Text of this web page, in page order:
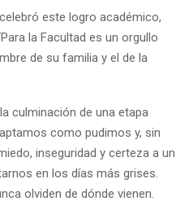
este logro académico,
la Facultad es un orgullo
de su familia y el de la
culminación de una etapa
como pudimos y, sin
inseguridad y certeza a un
en los días más grises.
olviden de dónde vienen.